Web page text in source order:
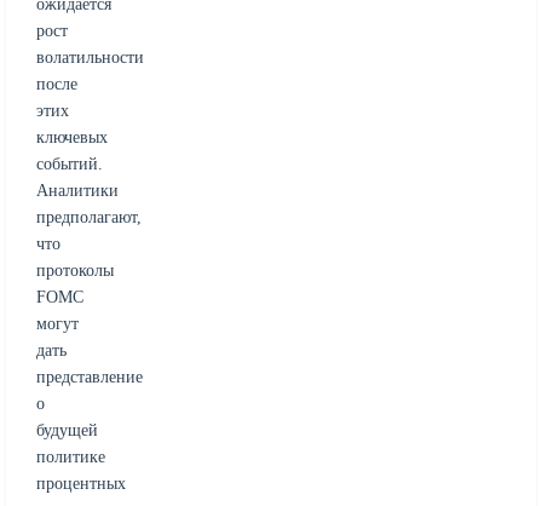
ожидается
рост
волатильности
после
этих
ключевых
событий.
Аналитики
предполагают,
что
протоколы
FOMC
могут
дать
представление
о
будущей
политике
процентных